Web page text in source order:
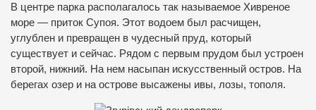
В центре парка располагалось так называемое Хивреное
море — приток Супоя. Этот водоем был расчищен,
углублен и превращен в чудесный пруд, который
существует и сейчас. Рядом с первым прудом был устроен
второй, нижний. На нем насыпан искусственный остров. На
берегах озер и на острове высажены ивы, лозы, тополя.